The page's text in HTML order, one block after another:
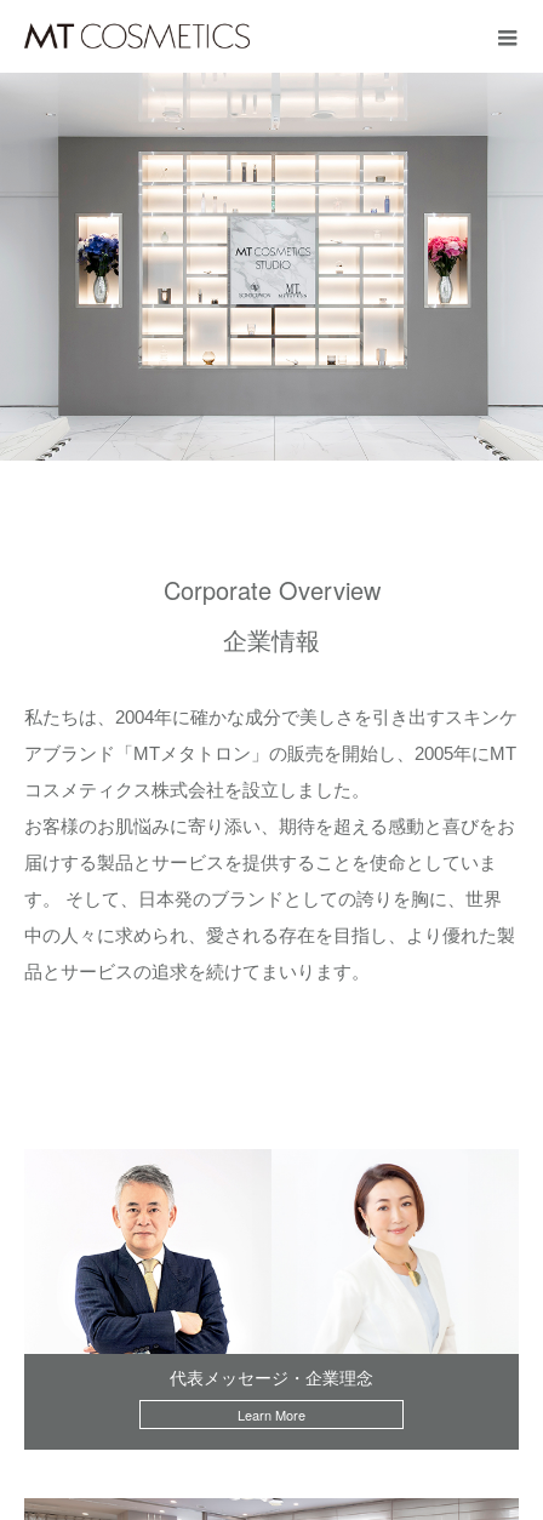
Corporate Overview
企業情報
私たちは、2004年に確かな成分で美しさを引き出すスキンケ
アブランド「MTメタトロン」の販売を開始し、2005年にMT
コスメティクス株式会社を設立しました。
お客様のお肌悩みに寄り添い、期待を超える感動と喜びをお
届けする製品とサービスを提供することを使命としていま
す。 そして、日本発のブランドとしての誇りを胸に、世界
中の人々に求められ、愛される存在を目指し、より優れた製
品とサービスの追求を続けてまいります。
代表メッセージ・企業理念
Learn More